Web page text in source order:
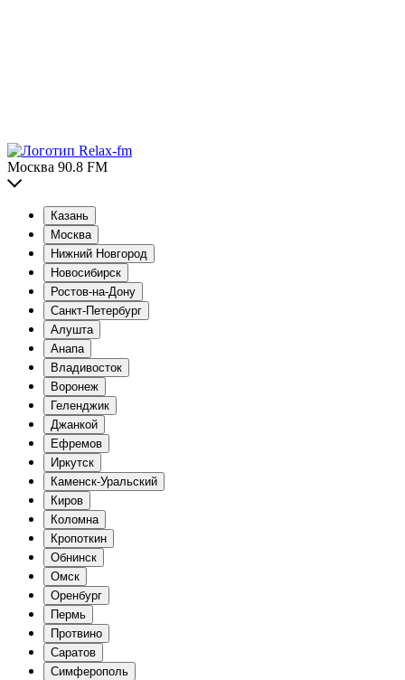
Москва 90.8 FM
Казань
Москва
Нижний Новгород
Новосибирск
Ростов-на-Дону
Санкт-Петербург
Алушта
Анапа
Владивосток
Воронеж
Геленджик
Джанкой
Ефремов
Иркутск
Каменск-Уральский
Киров
Коломна
Кропоткин
Обнинск
Омск
Оренбург
Пермь
Протвино
Саратов
Симферополь